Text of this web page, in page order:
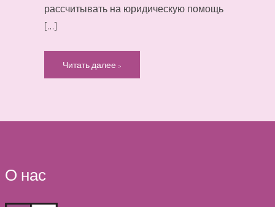
рассчитывать на юридическую помощь
[…]
Читать далее
О нас